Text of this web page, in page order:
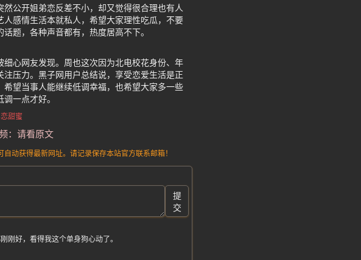
公开姐弟恋反差不小，却又觉得很合理也有人
感情生活本就私人，希望大家理性吃瓜，不要
题，各种声音都有，热度居高不下。
心网友发现。周也这次因为北电校花身份、年
压力。黑子网用户总结说，享受恋爱生活是正
望当事人能继续低调幸福，也希望大家多一些
一点才好。
甜蜜
：请看原文
动获得最新网址。请记录保存本站官方联系邮箱！
提
交
刚好，看得我这个单身狗心动了。